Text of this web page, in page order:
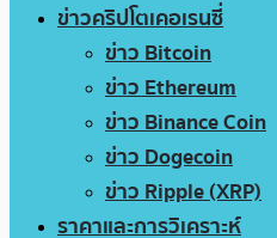
ข่าวคริปโตเคอเรนซี่
ข่าว Bitcoin
ข่าว Ethereum
ข่าว Binance Coin
ข่าว Dogecoin
ข่าว Ripple (XRP)
ราคาและการวิเคราะห์